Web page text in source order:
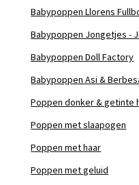
Babypoppen Llorens
Babypoppen Jongetjes -
Babypoppen Doll Factory
Babypoppen Asi &
Poppen donker & getinte
Poppen met slaapogen
Poppen met haar
Poppen met geluid